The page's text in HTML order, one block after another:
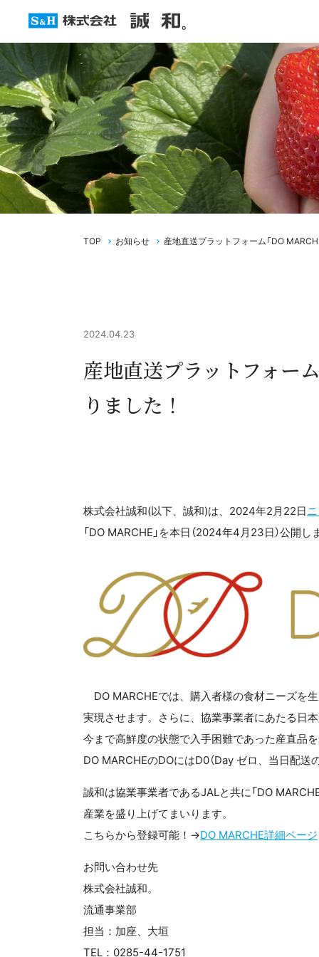
TOP お知らせ 産地直送プラットフォーム「DO
2024.04.23
産地直送プラットフォー
りました！
株式会社誠和(以下、誠和)は、2024年2月22日
「DO MARCHE」を本日（2024年4月23日）公開し
DO MARCHEでは、購入者様の食材ニーズを
実現させます。さらに、協業事業者にあたる日
今まで高鮮度の状態で入手困難であった産直品
DO MARCHEのDOにはD0（Day ゼロ、当日配送
誠和は協業事業者であるJALと共に「DO
産業を盛り上げてまいります。
こちらから登録可能！→DO MARCHE詳細ページ
お問い合わせ先
株式会社誠和。
流通事業部
担当：加座、大垣
TEL：0285-44-1751